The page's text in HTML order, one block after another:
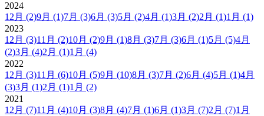
2024
12月 (2)9月 (1)7月 (3)6月 (3)5月 (2)4月 (1)3月 (2)2月 (1)1月 (1)
2023
12月 (3)11月 (2)10月 (2)9月 (1)8月 (3)7月 (3)6月 (1)5月 (5)4月
(2)3月 (4)2月 (1)1月 (4)
2022
12月 (3)11月 (6)10月 (5)9月 (10)8月 (3)7月 (2)6月 (4)5月 (1)4月
(3)3月 (1)2月 (1)1月 (2)
2021
12月 (7)11月 (4)10月 (3)8月 (4)7月 (1)6月 (1)3月 (7)2月 (7)1月